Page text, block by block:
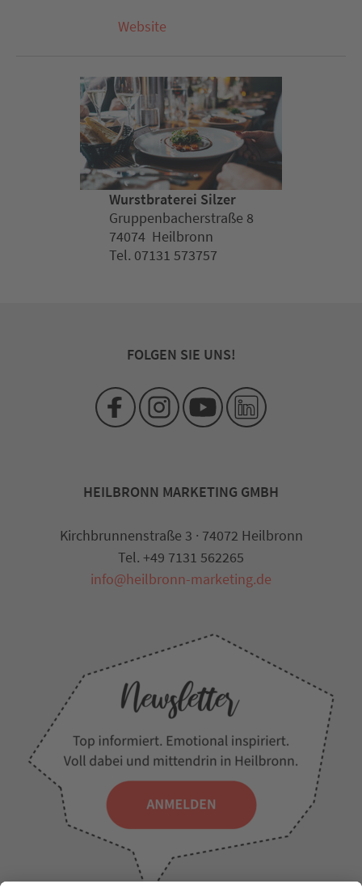
Website
Wurstbraterei Silzer
Gruppenbacherstraße 8
74074 Heilbronn
Tel. 07131 573757
FOLGEN SIE UNS!
HEILBRONN MARKETING GMBH
Kirchbrunnenstraße 3 · 74072 Heilbronn
Tel. +49 7131 562265
info@heilbronn-marketing.de